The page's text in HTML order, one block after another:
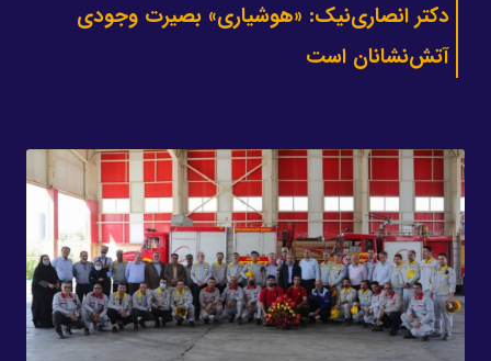
دکتر انصاری‌نیک: «هوشیاری» بصیرت وجودی
آتش‌نشانان است